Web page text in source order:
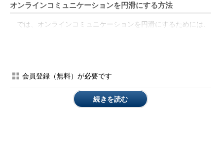
オンラインコミュニケーションを円滑にする方法
では、オンラインコミュニケーションを円滑にするためには、
感嘆符や絵文字などで文字に表情を付けると、オンラインコミ
ュニケーションが円滑になります。なぜなら、感情が伝わりやす
会員登録（無料）が必要です
続きを読む